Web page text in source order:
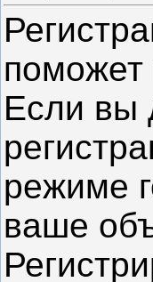
Если вы
режиме
ваше